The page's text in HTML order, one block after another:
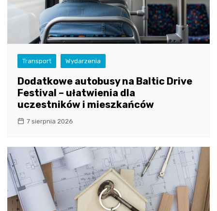
Transport Wydarzenia
Dodatkowe autobusy na Baltic Drive
Festival – ułatwienia dla
uczestników i mieszkańców
7 sierpnia 2026